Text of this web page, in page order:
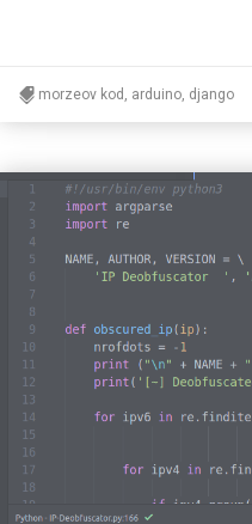
morzeov kod, arduino, django